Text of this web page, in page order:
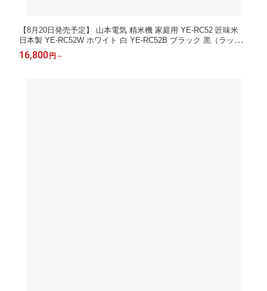
【8月20日発売予定】 山本電気 精米機 家庭用 YE-RC52 匠味米
日本製 YE-RC52W ホワイト 白 YE-RC52B ブラック 黒（ラッピ
ング不可）
16,800 円 ～